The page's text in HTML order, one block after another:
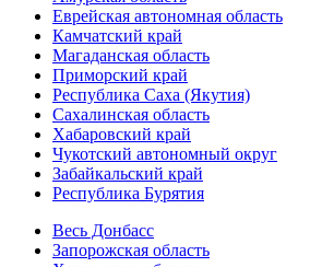
Еврейская автономная область
Камчатский край
Магаданская область
Приморский край
Республика Саха (Якутия)
Сахалинская область
Хабаровский край
Чукотский автономный округ
Забайкальский край
Республика Бурятия
Весь Донбасс
Запорожская область